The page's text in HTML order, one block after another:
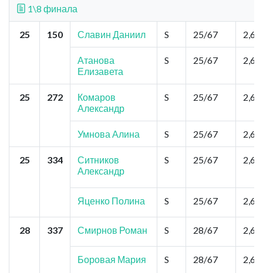
1\8 финала
25 150 Славин Даниил S 25/67 2,6
Атанова
Елизавета
S 25/67 2,6
25 272
Комаров
Александр
S 25/67 2,6
Умнова Алина S 25/67 2,6
25 334
Ситников
Александр
S 25/67 2,6
Яценко Полина S 25/67 2,6
28 337 Смирнов Роман S 28/67 2,6
Боровая Мария S 28/67 2,6